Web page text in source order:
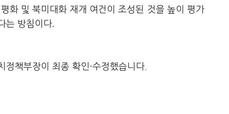
화 및 북미대화 재개 여건이 조성된 것을 높이 평가
는 방침이다.
책부장이 최종 확인·수정했습니다.